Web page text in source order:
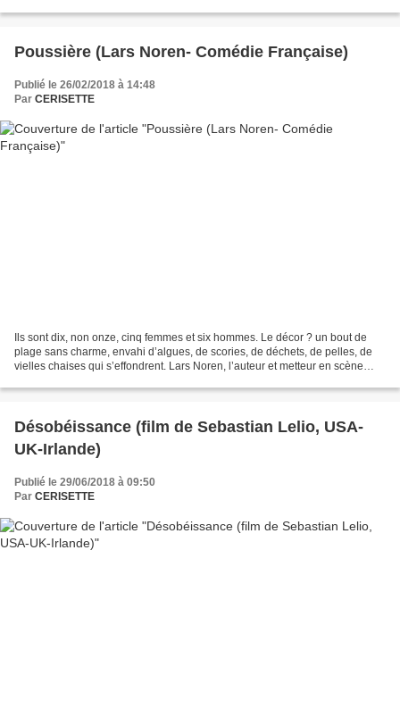
Poussière (Lars Noren- Comédie Française)
Publié le 26/02/2018 à 14:48
Par CERISETTE
Ils sont dix, non onze, cinq femmes et six hommes. Le décor ? un bout de
plage sans charme, envahi d’algues, de scories, de déchets, de pelles, de
vielles chaises qui s’effondrent. Lars Noren, l’auteur et metteur en scène
Désobéissance (film de Sebastian Lelio, USA-
UK-Irlande)
Publié le 29/06/2018 à 09:50
Par CERISETTE